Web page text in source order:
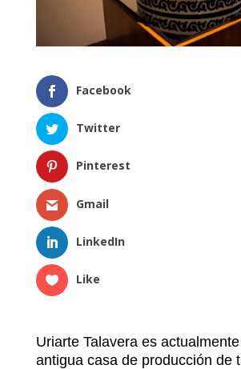
Facebook
Twitter
Pinterest
Gmail
LinkedIn
Like
Uriarte Talavera es
antigua casa de producción de